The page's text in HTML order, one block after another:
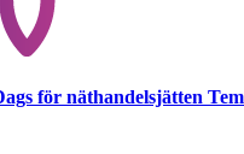
för näthandelsjätten